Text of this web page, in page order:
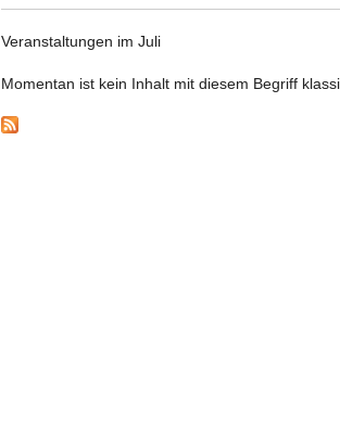
Veranstaltungen im Juli
Momentan ist kein Inhalt mit diesem Begriff